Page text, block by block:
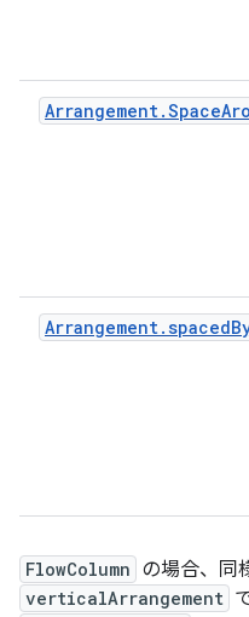
FlowColumn の場合、同
verticalArrangement